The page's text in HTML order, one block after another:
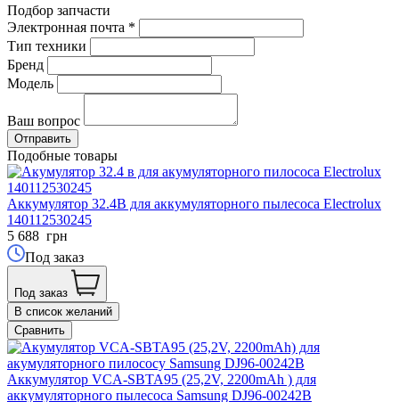
Подбор запчасти
Электронная почта *
Тип техники
Бренд
Модель
Ваш вопрос
Подобные товары
Аккумулятор 32.4В для аккумуляторного пылесоса Electrolux
140112530245
5 688 грн
Под заказ
Под заказ
В список желаний
Сравнить
Аккумулятор VCA-SBTA95 (25,2V, 2200mАh ) для
аккумуляторного пылесоса Samsung DJ96-00242B